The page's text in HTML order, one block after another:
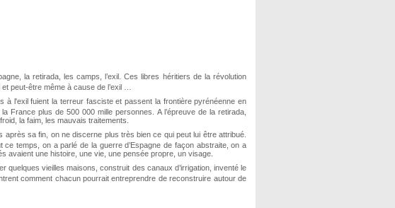
la retirada, les camps, l’exil. Ces libres héritiers de la révolution
peut-être même à cause de l’exil …
à l'exil fuient la terreur fasciste et passent la frontière pyrénéenne en
plus de 500 000 mille personnes. A l’épreuve de la retirada,
la faim, les mauvais traitements.
sa fin, on ne discerne plus très bien ce qui peut lui être attribué.
ce temps, on a parlé de la guerre d’Espagne de façon abstraite, on a
avaient une histoire, une vie, une pensée propre, un visage.
quelques vieilles maisons, construit des canaux d’irrigation, inventé le
comment chacun pourrait entreprendre de reconstruire autour de